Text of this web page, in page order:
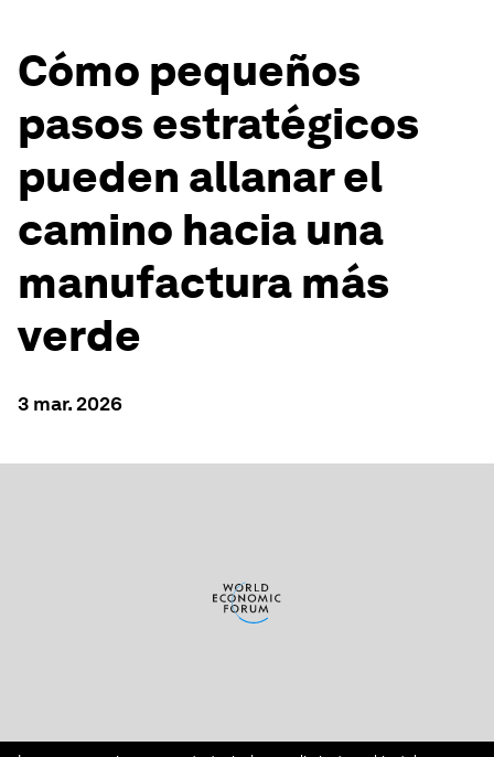
Cómo pequeños
pasos estratégicos
pueden allanar el
camino hacia una
manufactura más
verde
3 mar. 2026